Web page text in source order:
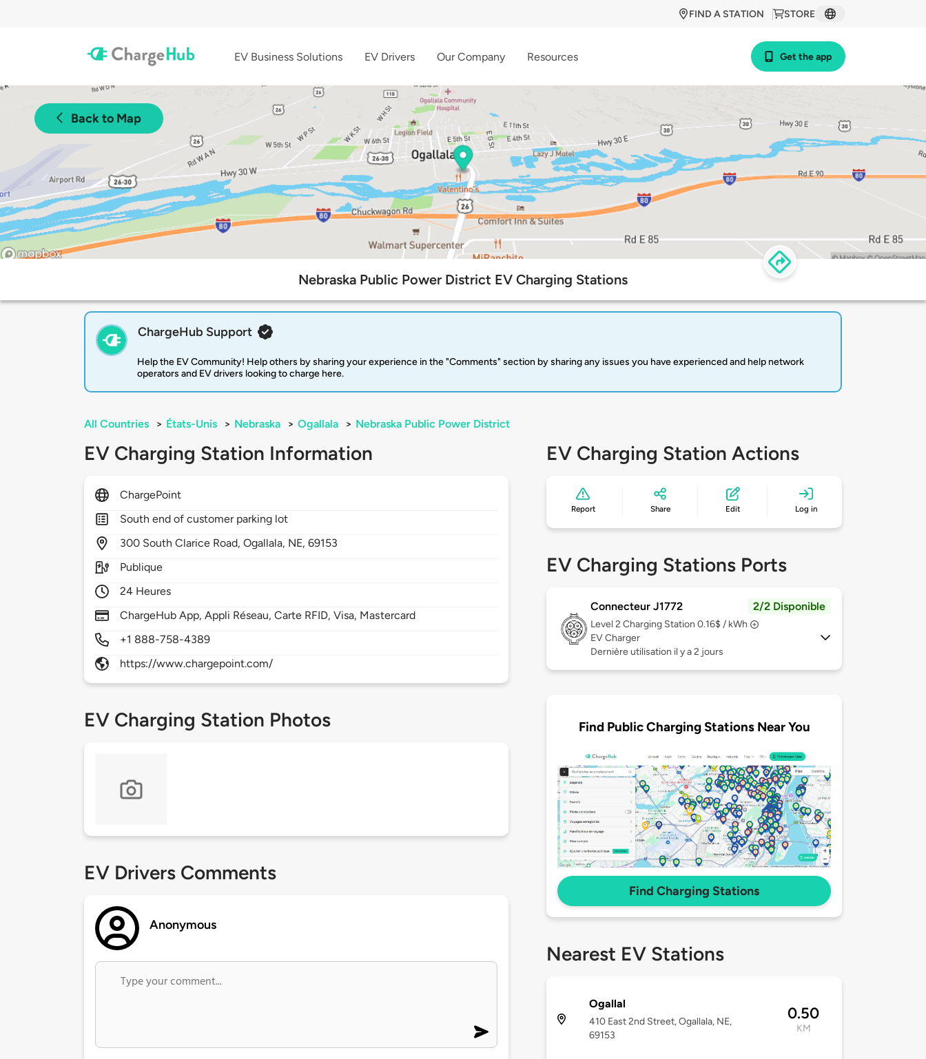
STORE
FIND A STATION
EV Business Solutions EV Drivers Our Company Resources Get the app
Back to Map
Nebraska Public Power District EV Charging Stations
ChargeHub Support
Help the EV Community! Help others by sharing your experience in the "Comments" section by sharing any issues you have experienced and help network
operators and EV drivers looking to charge here.
All Countries > États-Unis > Nebraska > Ogallala > Nebraska Public Power District
EV Charging Station Information
ChargePoint
South end of customer parking lot
300 South Clarice Road,Ogallala, NE,69153
Publique
24 Heures
ChargeHub App, Appli Réseau, Carte RFID, Visa, Mastercard
+1 888-758-4389
https://www.chargepoint.com/
EV Charging Station Photos
EV Drivers Comments
Anonymous
EV Charging Station Actions
Report Share Edit Log in
EV Charging Stations Ports
Connecteur J1772 2/2 Disponible
Level 2 Charging Station 0.16$ / kWh
EV Charger
Dernière utilisation il y a 2 jours
Find Public Charging Stations Near You
Find Charging Stations
Nearest EV Stations
Ogallal
410 East 2nd Street, Ogallala, NE,
69153
0.50
KM